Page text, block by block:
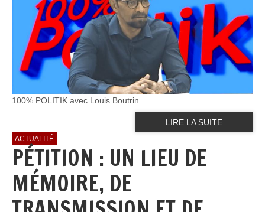
100% POLITIK avec Louis Boutrin
LIRE LA SUITE
ACTUALITÉ
PÉTITION : UN LIEU DE
MÉMOIRE, DE